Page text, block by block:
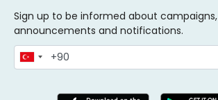
Sign up to be informed about campaigns,
announcements and notifications.